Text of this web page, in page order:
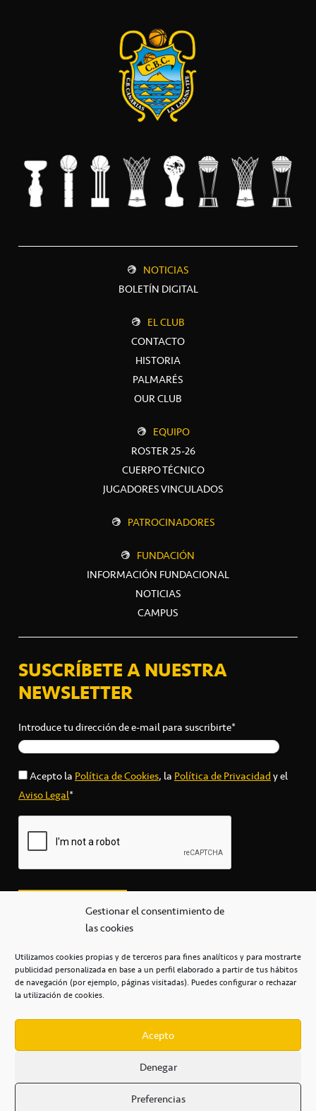
Gestionar el consentimiento de
las cookies
Utilizamos cookies propias y de terceros para fines analíticos y para mostrarte
publicidad personalizada en base a un perfil elaborado a partir de tus hábitos
de navegación (por ejemplo, páginas visitadas). Puedes configurar o rechazar
la utilización de cookies.
Acepto
Denegar
Preferencias
NOTICIAS
BOLETÍN DIGITAL
EL CLUB
CONTACTO
HISTORIA
PALMARÉS
OUR CLUB
EQUIPO
ROSTER 25-26
CUERPO TÉCNICO
JUGADORES VINCULADOS
PATROCINADORES
FUNDACIÓN
INFORMACIÓN FUNDACIONAL
NOTICIAS
CAMPUS
SUSCRÍBETE A NUESTRA
NEWSLETTER
Introduce tu dirección de e-mail para suscribirte*
Acepto la Política de Cookies, la Política de Privacidady el
Aviso Legal*
secretaria@cbcanarias.es
+34 922 253 684
Casa del Deporte / 38108 – La Laguna
POLÍTICA DE PRIVACIDAD / POLÍTICA DE COOKIES /
AVISO LEGAL / CONDICIONES